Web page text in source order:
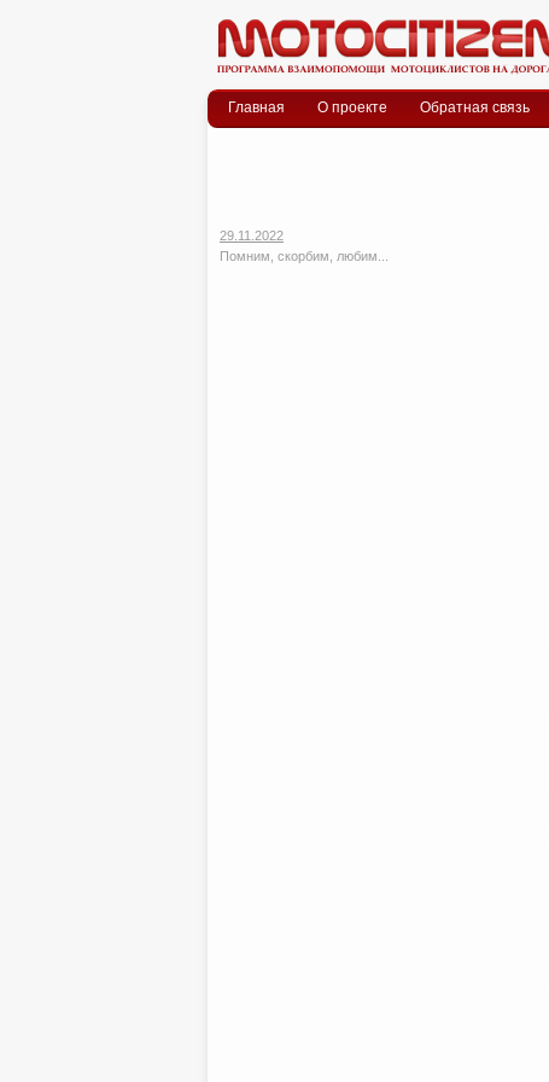
Меню
Skip to content
Главная О проекте Обратная связь
29.11.2022
Помним, скорбим, любим...